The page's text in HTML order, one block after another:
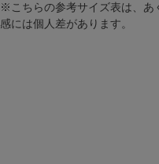
※こちらの参考サイズ表は、あ
感には個人差があります。